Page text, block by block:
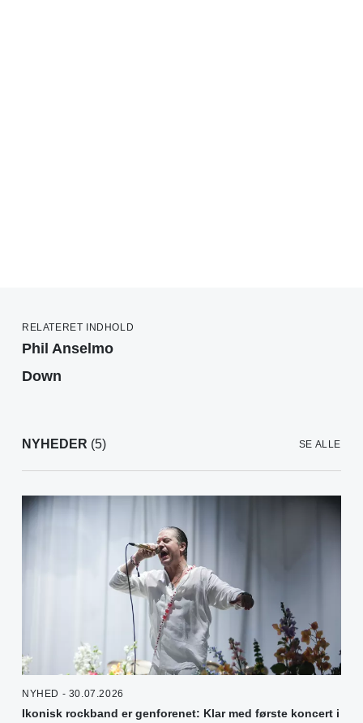
RELATERET INDHOLD
Phil Anselmo
Down
NYHEDER (5) SE ALLE
NYHED - 30.07.2026
Ikonisk rockband er genforenet: Klar med første koncert i